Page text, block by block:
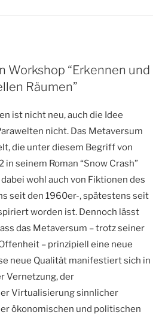
Workshop “Erkennen und
Räumen”
ist nicht neu, auch die Idee
nicht. Das Metaversum
die unter diesem Begriff von
in seinem Roman “Snow Crash”
wohl auch von Fiktionen des
seit den 1960er-, spätestens seit
worden ist. Dennoch lässt
das Metaversum – trotz seiner
– prinzipiell eine neue
neue Qualität manifestiert sich in
Vernetzung, der
Virtualisierung sinnlicher
ökonomischen und politischen